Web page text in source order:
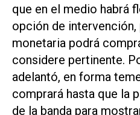
que en el medio habrá
opción de
monetaria podrá
considere pertinente.
adelantó, en forma
comprará hasta que la
de la banda para